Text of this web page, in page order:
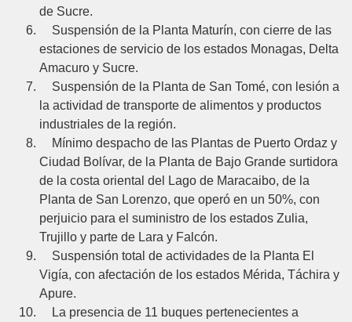
de Sucre.
Suspensión de la Planta Maturín, con cierre de las
estaciones de servicio de los estados Monagas, Delta
Amacuro y Sucre.
Suspensión de la Planta de San Tomé, con lesión a
la actividad de transporte de alimentos y productos
industriales de la región.
Mínimo despacho de las Plantas de Puerto Ordaz y
Ciudad Bolívar, de la Planta de Bajo Grande surtidora
de la costa oriental del Lago de Maracaibo, de la
Planta de San Lorenzo, que operó en un 50%, con
perjuicio para el suministro de los estados Zulia,
Trujillo y parte de Lara y Falcón.
Suspensión total de actividades de la Planta El
Vigía, con afectación de los estados Mérida, Táchira y
Apure.
La presencia de 11 buques pertenecientes a